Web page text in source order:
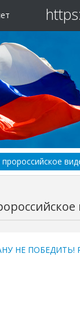
НЕ ПОБЕДИТЬ!